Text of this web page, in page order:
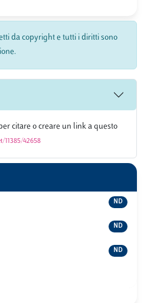
da copyright e tutti i diritti sono
citare o creare un link a questo
11385/42658
ND
ND
ND